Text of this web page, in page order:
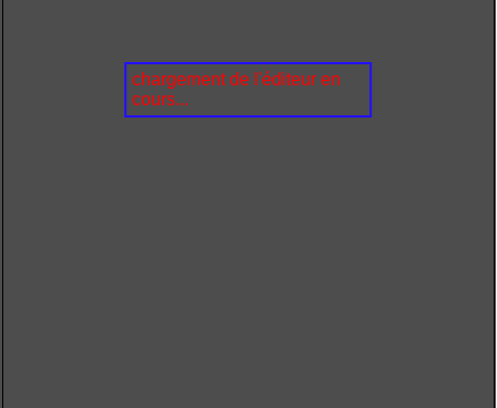
chargement de l'éditeur en
cours...